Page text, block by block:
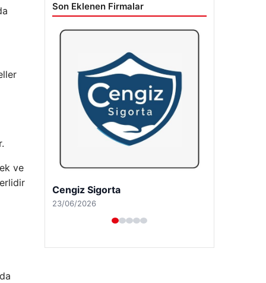
ve
Son Eklenen Firmalar
Hastaş Beton
26/05/2026